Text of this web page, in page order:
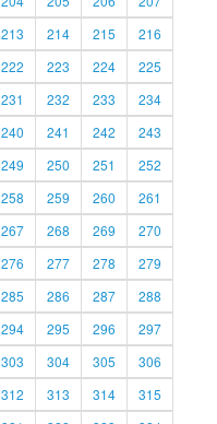
213 214 215
216
222 223 224
225
231 232 233
234
240 241 242
243
249 250 251
252
258 259 260
261
267 268 269
270
276 277 278
279
285 286 287
288
294 295 296
297
303 304 305
306
312 313 314
315